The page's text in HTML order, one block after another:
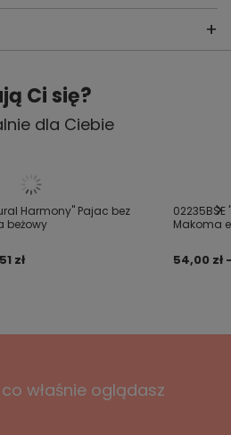
EkoBaby
MAMATTI
Polska
bluzka dziewczęca
bawełny organicznej.
bluzki wykończone falbanką.
opinię
ocena:
Ci się?
dla Ciebie
Harmony" Pajac bez
beżowy
zł
Makoma
54,00 zł
właśnie oglądasz